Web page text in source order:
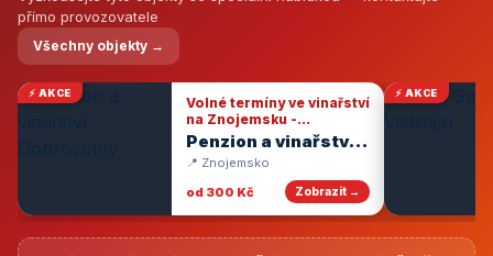
přímo provozovatele
Všechny objekty →
⚡ AKCE
Volné termíny ve vinařství
na Znojemsku -
degustace vín
Penzion a vinařství
Dobrovolný
📍 Znojemsko
od 300 Kč
Zobrazit →
⚡ AKCE